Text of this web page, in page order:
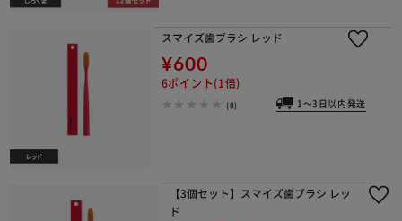
スマイズ歯ブラシ レッド
¥600
6ポイント(1倍)
(0) 1～3日以内発送
【3個セット】スマイズ歯ブラシ レッ
ド